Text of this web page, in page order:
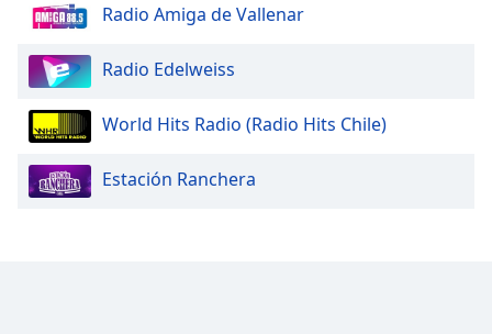
Radio Amiga de Vallenar
Radio Edelweiss
World Hits Radio (Radio Hits Chile)
Estación Ranchera